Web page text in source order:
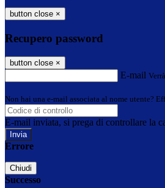
button close ×
Recupero password
button close ×
E-mail
Non hai una e-mail associata al nome utente?
E-mail inviata, si prega di controllare la
Errore
Chiudi
Successo